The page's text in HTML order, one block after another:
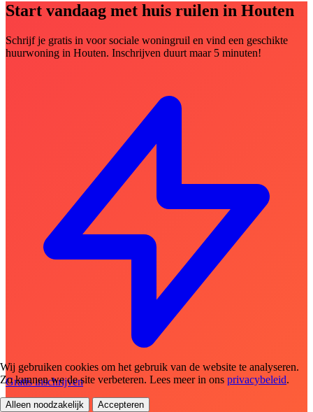
Start vandaag met huis ruilen in Houten
Schrijf je gratis in voor sociale woningruil en vind een geschikte
huurwoning in Houten. Inschrijven duurt maar 5 minuten!
Gratis inschrijven
Wij gebruiken cookies om het gebruik van de website te analyseren.
Zo kunnen we de site verbeteren. Lees meer in ons privacybeleid.
Alleen noodzakelijk Accepteren